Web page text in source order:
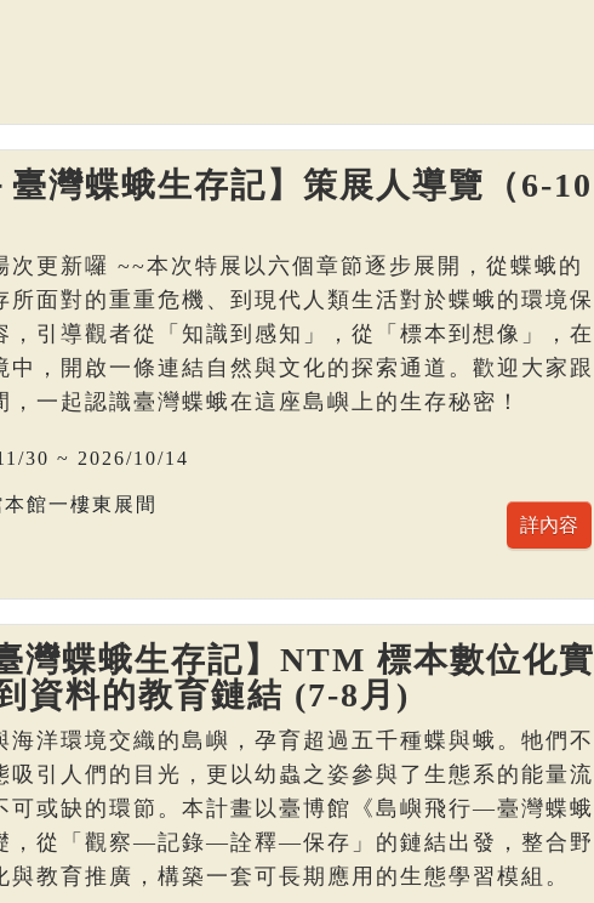
臺灣蝶蛾生存記】策展人導覽（6-10
更新囉 ~~本次特展以六個章節逐步展開，從蝶蛾的
所面對的重重危機、到現代人類生活對於蝶蛾的環境保
，引導觀者從「知識到感知」，從「標本到想像」，在
中，開啟一條連結自然與文化的探索通道。歡迎大家跟
一起認識臺灣蝶蛾在這座島嶼上的生存秘密！
30 ~ 2026/10/14
館一樓東展間
灣蝶蛾生存記】NTM 標本數位化實
資料的教育鏈結 (7-8月)
海洋環境交織的島嶼，孕育超過五千種蝶與蛾。牠們不
吸引人們的目光，更以幼蟲之姿參與了生態系的能量流
可或缺的環節。本計畫以臺博館《島嶼飛行—臺灣蝶蛾
，從「觀察—記錄—詮釋—保存」的鏈結出發，整合野
與教育推廣，構築一套可長期應用的生態學習模組。